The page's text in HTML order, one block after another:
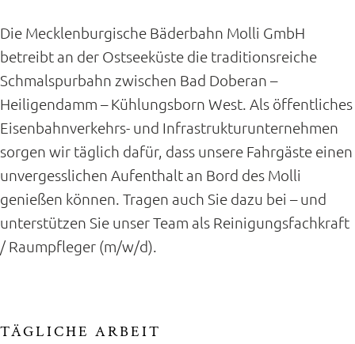
Die Mecklenburgische Bäderbahn Molli GmbH
betreibt an der Ostseeküste die traditionsreiche
Schmalspurbahn zwischen Bad Doberan –
Heiligendamm – Kühlungsborn West. Als öffentliches
Eisenbahnverkehrs- und Infrastrukturunternehmen
sorgen wir täglich dafür, dass unsere Fahrgäste einen
unvergesslichen Aufenthalt an Bord des Molli
genießen können. Tragen auch Sie dazu bei – und
unterstützen Sie unser Team als Reinigungsfachkraft
/ Raumpfleger (m/w/d).
TÄGLICHE ARBEIT